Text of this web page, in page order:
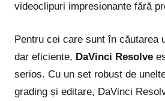
videoclipuri impresionante fără
Pentru cei care sunt în căutarea
dar eficiente, DaVinci Resolve
serios. Cu un set robust de
grading și editare, DaVinci